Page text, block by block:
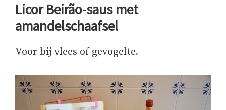
Licor Beirão-saus met
amandelschaafsel
Voor bij vlees of gevogelte.